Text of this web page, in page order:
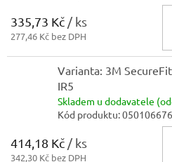
335,73 Kč / ks
277,46 Kč bez DPH
Varianta: 3M
IR5
Skladem u dodavatele
Kód produktu:
414,18 Kč / ks
342,30 Kč bez DPH